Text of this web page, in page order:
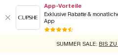
App-Vorteile
Exklusive Rabatte &
App
GRATIS MASSBAND MIT JEDEM
SUMMER SALE: BIS